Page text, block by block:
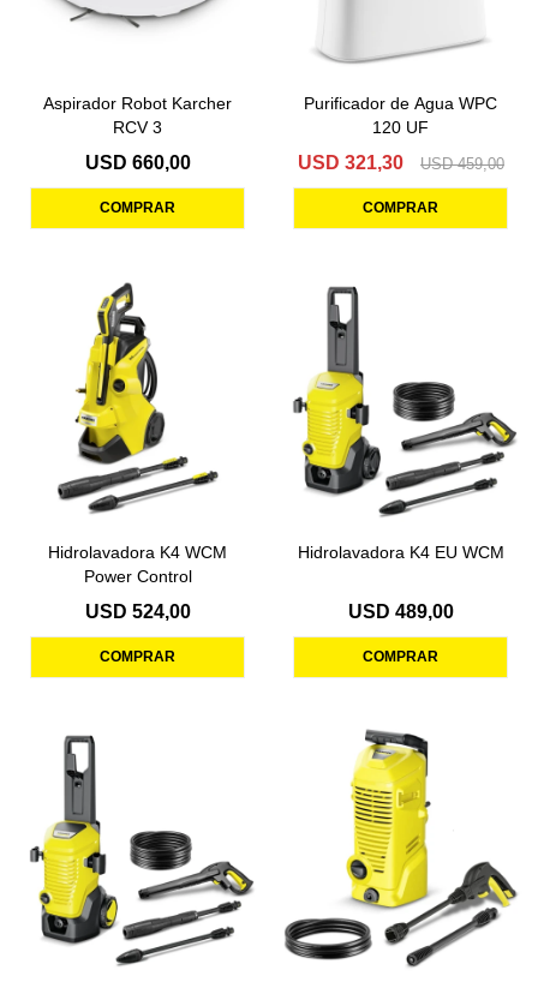
Aspirador Robot Karcher
RCV 3
USD 660,00
Purificador de Agua WPC
120 UF
USD 321,30 USD 459,00
Hidrolavadora K4 WCM
Power Control
USD 524,00
Hidrolavadora K4 EU WCM
USD 489,00